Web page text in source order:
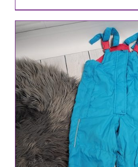
IN DEN WARENKORB /
Preis
war:
3,50 €